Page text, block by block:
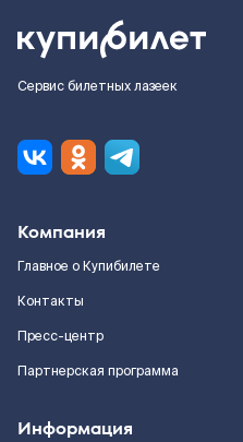
Сервис билетных лазеек
Компания
Главное о Купибилете
Контакты
Пресс-центр
Партнерская программа
Информация